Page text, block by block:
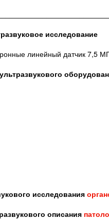
исследование
линейный датчик 7,5
исследования
описания